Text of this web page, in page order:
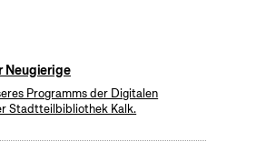
Neugierige
Programms der Digitalen
Stadtteilbibliothek Kalk.